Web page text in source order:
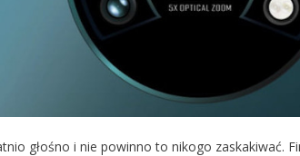
głośno i nie powinno to nikogo zaskakiwać.